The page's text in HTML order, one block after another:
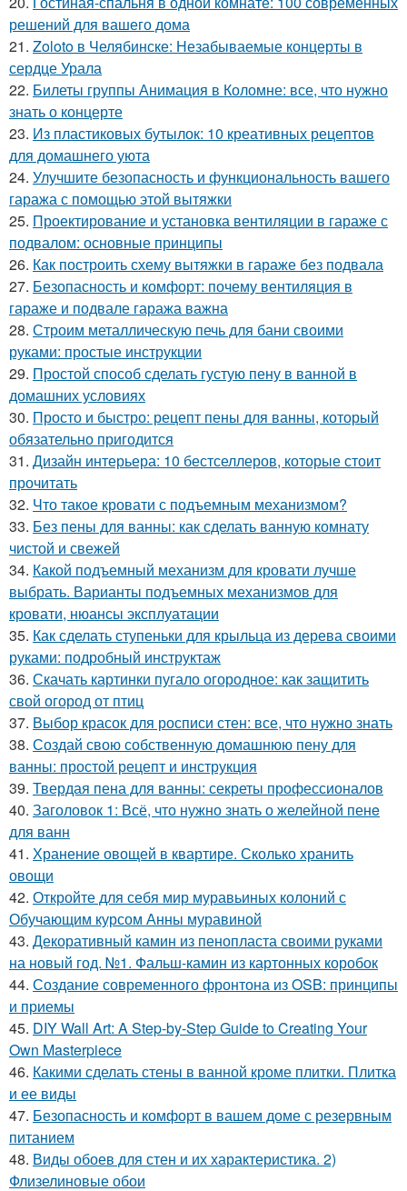
решений для вашего дома
21. Zoloto в Челябинске: Незабываемые концерты в
сердце Урала
22. Билеты группы Анимация в Коломне: все, что нужно
знать о концерте
23. Из пластиковых бутылок: 10 креативных рецептов
для домашнего уюта
24. Улучшите безопасность и функциональность вашего
гаража с помощью этой вытяжки
25. Проектирование и установка вентиляции в гараже с
подвалом: основные принципы
26. Как построить схему вытяжки в гараже без подвала
27. Безопасность и комфорт: почему вентиляция в
гараже и подвале гаража важна
28. Строим металлическую печь для бани своими
руками: простые инструкции
29. Простой способ сделать густую пену в ванной в
домашних условиях
30. Просто и быстро: рецепт пены для ванны, который
обязательно пригодится
31. Дизайн интерьера: 10 бестселлеров, которые стоит
прочитать
32. Что такое кровати с подъемным механизмом?
33. Без пены для ванны: как сделать ванную комнату
чистой и свежей
34. Какой подъемный механизм для кровати лучше
выбрать. Варианты подъемных механизмов для
кровати, нюансы эксплуатации
35. Как сделать ступеньки для крыльца из дерева своими
руками: подробный инструктаж
36. Скачать картинки пугало огородное: как защитить
свой огород от птиц
37. Выбор красок для росписи стен: все, что нужно знать
38. Создай свою собственную домашнюю пену для
ванны: простой рецепт и инструкция
39. Твердая пена для ванны: секреты профессионалов
40. Заголовок 1: Всё, что нужно знать о желейной пенe
для ванн
41. Хранение овощей в квартире. Сколько хранить
овощи
42. Откройте для себя мир муравьиных колоний с
Обучающим курсом Анны муравиной
43. Декоративный камин из пенопласта своими руками
на новый год. №1. Фальш-камин из картонных коробок
44. Создание современного фронтона из OSB: принципы
и приемы
45. DIY Wall Art: A Step-by-Step Guide to Creating Your
Own Masterpiece
46. Какими сделать стены в ванной кроме плитки. Плитка
и ее виды
47. Безопасность и комфорт в вашем доме с резервным
питанием
48. Виды обоев для стен и их характеристика. 2)
Флизелиновые обои